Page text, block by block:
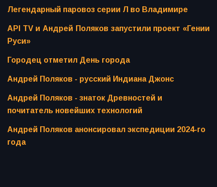
Легендарный паровоз серии Л во Владимире
API TV и Андрей Поляков запустили проект «Гении
Руси»
Городец отметил День города
Андрей Поляков - русский Индиана Джонс
Андрей Поляков - знаток Древностей и
почитатель новейших технологий
Андрей Поляков анонсировал экспедиции 2024-го
года